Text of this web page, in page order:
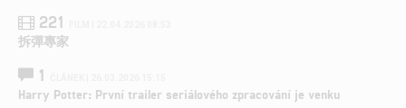
221
拆彈專家
1
Harry Potter: První trailer seriálového zpracování je venku